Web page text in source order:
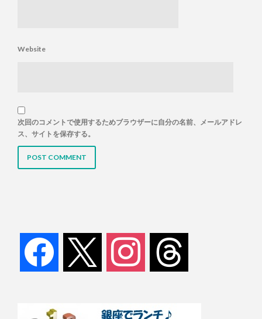
Website
次回のコメントで使用するためブラウザーに自分の名前、メールアドレ
ス、サイトを保存する。
facebook instagram threads